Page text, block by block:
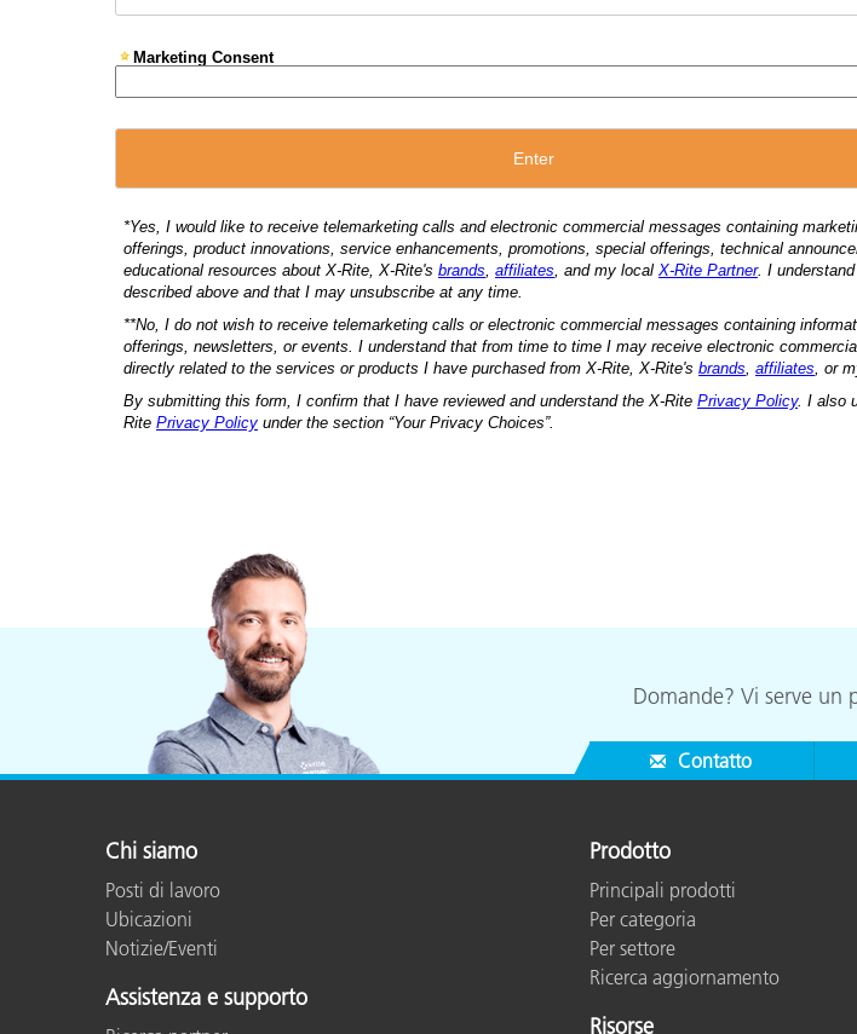
Domande? Vi serve un
Contatto
Chi siamo
Posti di lavoro
Ubicazioni
Notizie/Eventi
Assistenza e supporto
Prodotto
Principali prodotti
Per categoria
Per settore
Ricerca aggiornamento
Risorse